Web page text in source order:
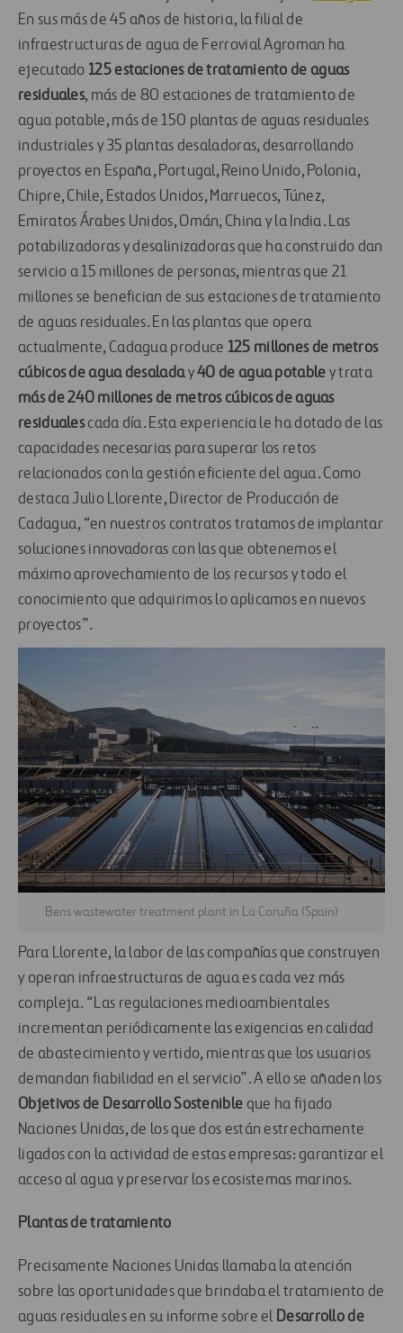
En sus más de 45 años de historia, la filial de
infraestructuras de agua de Ferrovial Agroman ha
ejecutado 125 estaciones de tratamiento de aguas
residuales, más de 80 estaciones de tratamiento de
agua potable, más de 150 plantas de aguas residuales
industriales y 35 plantas desaladoras, desarrollando
proyectos en España, Portugal, Reino Unido, Polonia,
Chipre, Chile, Estados Unidos, Marruecos, Túnez,
Emiratos Árabes Unidos, Omán, China y la India. Las
potabilizadoras y desalinizadoras que ha construido dan
servicio a 15 millones de personas, mientras que 21
millones se benefician de sus estaciones de tratamiento
de aguas residuales. En las plantas que opera
actualmente, Cadagua produce 125 millones de metros
cúbicos de agua desaladay40 de agua potable y trata
más de 240 millones de metros cúbicos de aguas
residualescada día. Esta experiencia le ha dotado de las
capacidades necesarias para superar los retos
relacionados con la gestión eficiente del agua. Como
destaca Julio Llorente, Director de Producción de
Cadagua, “en nuestros contratos tratamos de implantar
soluciones innovadoras con las que obtenemos el
máximo aprovechamiento de los recursos y todo el
conocimiento que adquirimos lo aplicamos en nuevos
proyectos”.
Bens wastewater treatment plant in La Coruña (Spain)
Para Llorente, la labor de las compañías que construyen
y operan infraestructuras de agua es cada vez más
compleja. “Las regulaciones medioambientales
incrementan periódicamente las exigencias en calidad
de abastecimiento y vertido, mientras que los usuarios
demandan fiabilidad en el servicio”. A ello se añaden los
Objetivos de Desarrollo Sostenible que ha fijado
Naciones Unidas, de los que dos están estrechamente
ligados con la actividad de estas empresas: garantizar el
acceso al agua y preservar los ecosistemas marinos.
Plantas de tratamiento
Precisamente Naciones Unidas llamaba la atención
sobre las oportunidades que brindaba el tratamiento de
aguas residuales en su informe sobre el Desarrollo de